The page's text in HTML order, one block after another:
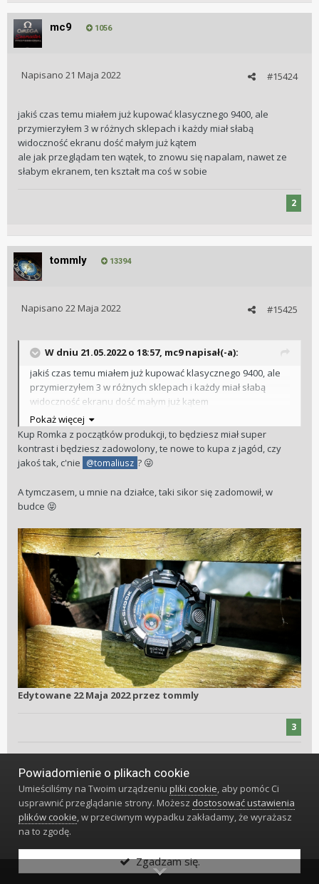
mc9 1056
#15424
Napisano 21 Maja 2022
jakiś czas temu miałem już kupować klasycznego 9400, ale
przymierzyłem 3 w różnych sklepach i każdy miał słabą
widoczność ekranu dość małym już kątem
ale jak przeglądam ten wątek, to znowu się napalam, nawet ze
słabym ekranem, ten kształt ma coś w sobie
2
tommly 13394
#15425
Napisano 22 Maja 2022
W dniu 21.05.2022 o 18:57, mc9napisał(-a):
jakiś czas temu miałem już kupować klasycznego 9400, ale
przymierzyłem 3 w różnych sklepach i każdy miał słabą
widoczność ekranu dość małym już kątem
ale jak przeglądam ten wątek, to znowu się napalam, nawet
ze słabym ekranem, ten kształt ma coś w sobie
Pokaż więcej
Kup Romka z początków produkcji, to będziesz miał super
kontrast i będziesz zadowolony, te nowe to kupa z jagód, czy
jakoś tak, c'nie
@tomaliusz ? 😜
A tymczasem, u mnie na działce, taki sikor się zadomowił, w
budce 😝
Edytowane 22 Maja 2022przez tommly
3
Dan Brown
POPRZEDNIA Strona 617 z 645
Jeśli chcesz dodać odpowiedź, zaloguj się
lub zarejestruj nowe konto
Powiadomienie o plikach cookie
Umieściliśmy na Twoim urządzeniupliki cookie, aby pomóc Ci
usprawnić przeglądanie strony. Możesz dostosować ustawienia
plików cookie, w przeciwnym wypadku zakładamy, że wyrażasz
na to zgodę.
Zgadzam się.